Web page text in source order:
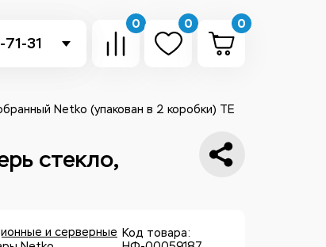
31
0 0 0
Netko (упакован в 2 коробки) TE
стекло,
и серверные Код товара: